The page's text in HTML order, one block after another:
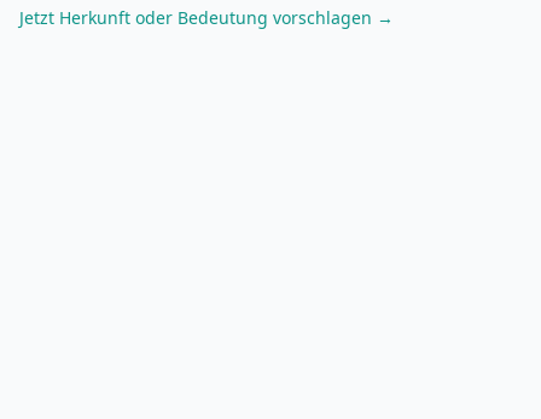
Jetzt Herkunft oder Bedeutung vorschlagen →